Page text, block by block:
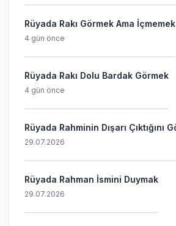
Rüyada Rakı Görmek Ama İçmemek
4 gün önce
Rüyada Rakı Dolu Bardak Görmek
4 gün önce
Rüyada Rahminin Dışarı Çıktığını
29.07.2026
Rüyada Rahman İsmini Duymak
29.07.2026